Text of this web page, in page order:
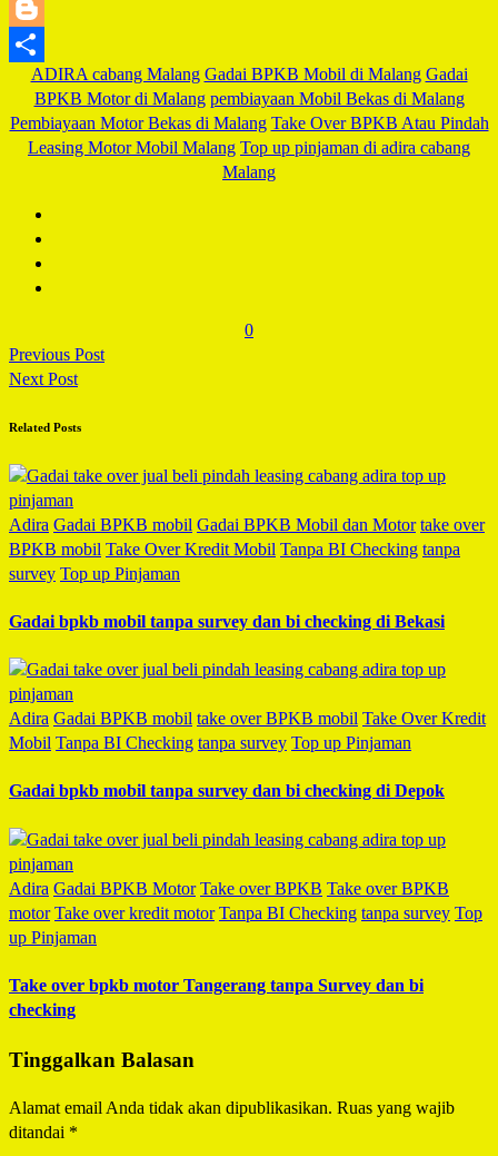
Share
ADIRA cabang Malang Gadai BPKB Mobil di Malang Gadai
BPKB Motor di Malang pembiayaan Mobil Bekas di Malang
Pembiayaan Motor Bekas di Malang Take Over BPKB Atau Pindah
Leasing Motor Mobil Malang Top up pinjaman di adira cabang
Malang
0
Previous Post
Next Post
Related Posts
Adira Gadai BPKB mobil Gadai BPKB Mobil dan Motor take over
BPKB mobil Take Over Kredit Mobil Tanpa BI Checking tanpa
survey Top up Pinjaman
Gadai bpkb mobil tanpa survey dan bi checking di Bekasi
Adira Gadai BPKB mobil take over BPKB mobil Take Over Kredit
Mobil Tanpa BI Checking tanpa survey Top up Pinjaman
Gadai bpkb mobil tanpa survey dan bi checking di Depok
Adira Gadai BPKB Motor Take over BPKB Take over BPKB
motor Take over kredit motor Tanpa BI Checking tanpa survey Top
up Pinjaman
Take over bpkb motor Tangerang tanpa Survey dan bi
checking
Tinggalkan Balasan
Alamat email Anda tidak akan dipublikasikan. Ruas yang wajib
ditandai *